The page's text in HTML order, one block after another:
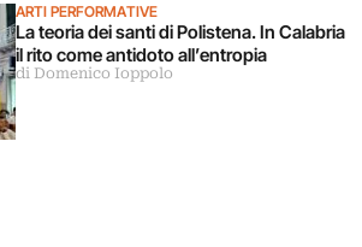
ARTI PERFORMATIVE
La teoria dei santi di Polistena. In Calabria
il rito come antidoto all’entropia
di Domenico Ioppolo